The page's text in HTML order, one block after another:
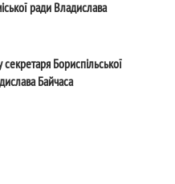
ради Владислава
Бориспільської
Байчаса